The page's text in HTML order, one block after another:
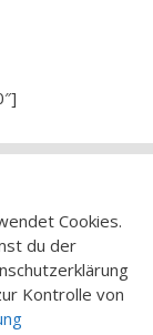
Cookies.
du der
Kontrolle von